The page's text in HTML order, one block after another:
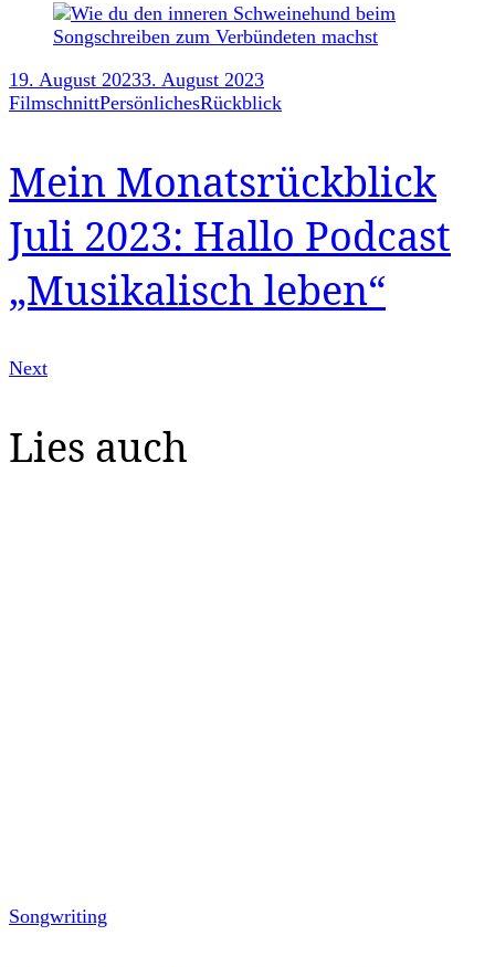
19. August 20233. August 2023
FilmschnittPersönlichesRückblick
Mein Monatsrückblick
Juli 2023: Hallo Podcast
„Musikalisch leben“
Next
Lies auch
Songwriting